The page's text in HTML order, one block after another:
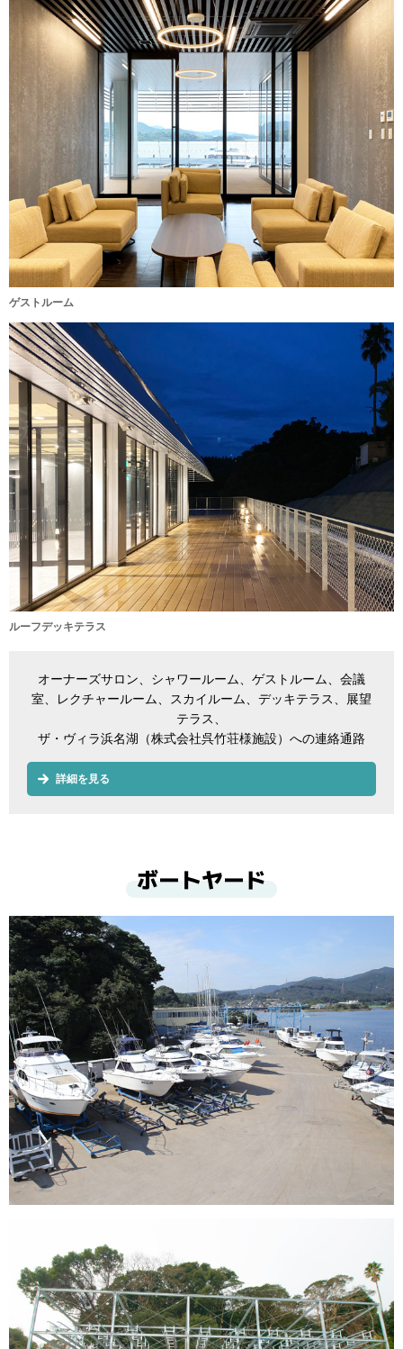
ゲストルーム
ルーフデッキテラス
オーナーズサロン、シャワールーム、ゲストルーム、会議
室、レクチャールーム、スカイルーム、デッキテラス、展望
テラス、
ザ・ヴィラ浜名湖（株式会社呉竹荘様施設）への連絡通路
詳細を見る
ボートヤード